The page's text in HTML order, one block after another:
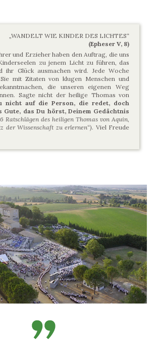
„WANDELT WIE KINDER DES LICHTES“
(Epheser V, 8)
zu jenem Licht zu führen, das
ihr Glück ausmachen wird. Jede Woche
mit Zitaten von klugen Menschen und
die unseren eigenen Weg
Sagte nicht der heilige Thomas von
nicht auf die Person, die redet, doch
Gute, das Du hörst, Deinem Gedächtnis
Ratschlägen des heiligen Thomas von Aquin,
der Wissenschaft zu erlernen“). Viel Freude